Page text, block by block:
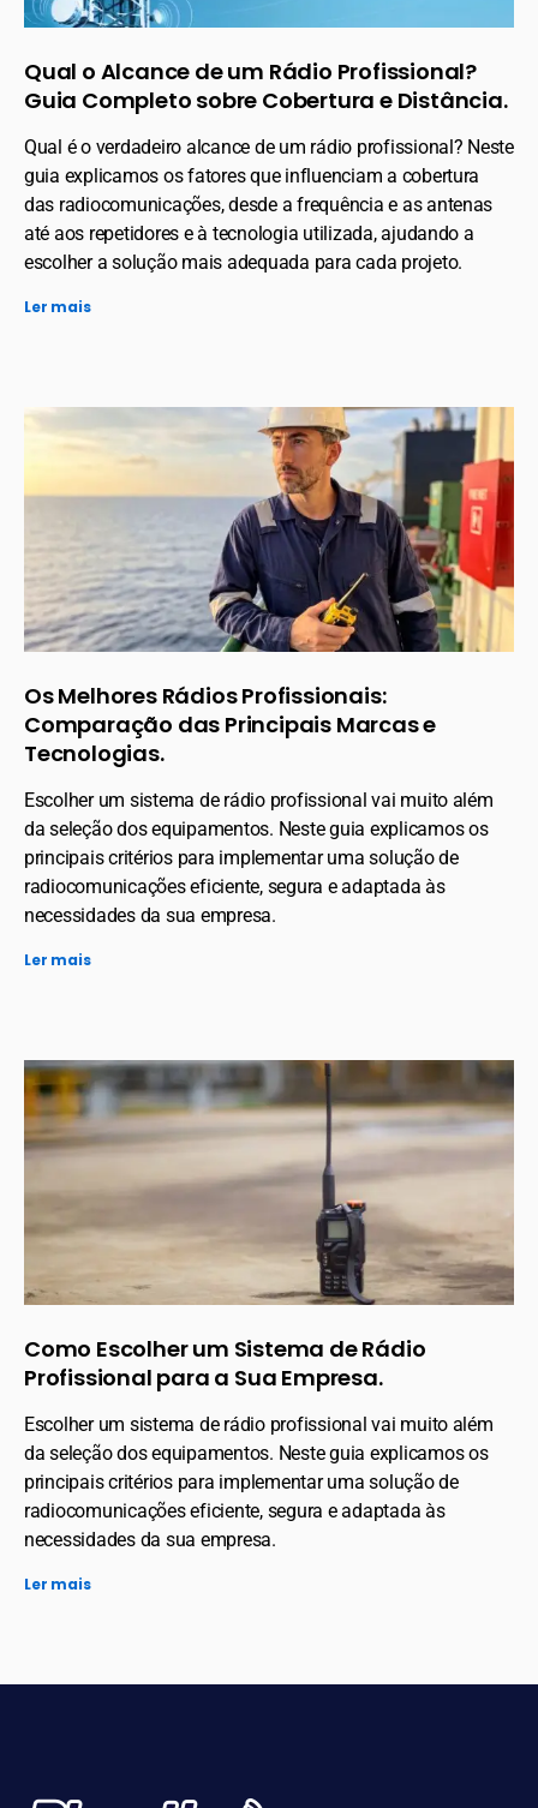
Qual o Alcance de um Rádio Profissional?
Guia Completo sobre Cobertura e Distância.
Qual é o verdadeiro alcance de um rádio profissional? Neste
guia explicamos os fatores que influenciam a cobertura
das radiocomunicações, desde a frequência e as antenas
até aos repetidores e à tecnologia utilizada, ajudando a
escolher a solução mais adequada para cada projeto.
Ler mais
Os Melhores Rádios Profissionais:
Comparação das Principais Marcas e
Tecnologias.
Escolher um sistema de rádio profissional vai muito além
da seleção dos equipamentos. Neste guia explicamos os
principais critérios para implementar uma solução de
radiocomunicações eficiente, segura e adaptada às
necessidades da sua empresa.
Ler mais
Como Escolher um Sistema de Rádio
Profissional para a Sua Empresa.
Escolher um sistema de rádio profissional vai muito além
da seleção dos equipamentos. Neste guia explicamos os
principais critérios para implementar uma solução de
radiocomunicações eficiente, segura e adaptada às
necessidades da sua empresa.
Ler mais